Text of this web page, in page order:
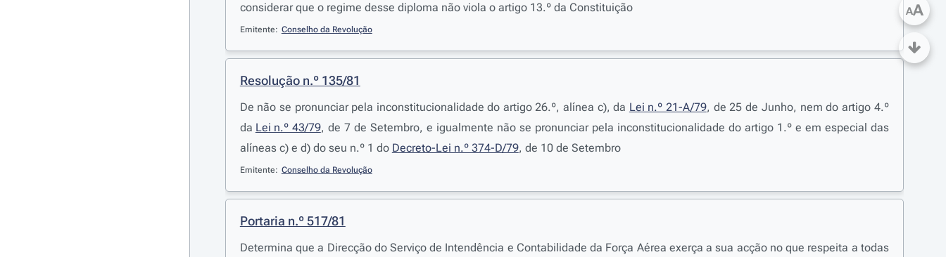
considerar que o regime desse diploma não viola o artigo 13.º da Constituição
Emitente: Conselho da Revolução
Resolução n.º 135/81
De não se pronunciar pela inconstitucionalidade do artigo 26.º, alínea c), da Lei n.º 21-A/79, de 25 de Junho, nem do artigo 4.º
da Lei n.º 43/79, de 7 de Setembro, e igualmente não se pronunciar pela inconstitucionalidade do artigo 1.º e em especial das
alíneas c) e d) do seu n.º 1 do Decreto-Lei n.º 374-D/79, de 10 de Setembro
Emitente: Conselho da Revolução
Portaria n.º 517/81
Determina que a Direcção do Serviço de Intendência e Contabilidade da Força Aérea exerça a sua acção no que respeita a todas
AA